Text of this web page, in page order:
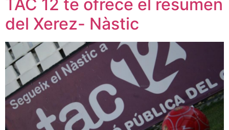
TAC 12 te ofrece el resumen
del Xerez- Nàstic